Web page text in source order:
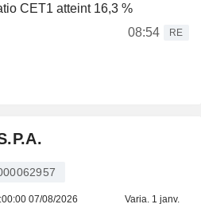
CET1 atteint 16,3 %
08:54
RE
07/08/2026 Varia. 1 janv.